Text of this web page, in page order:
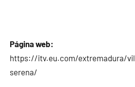
Página web:
https://itv.eu.com/extremadura/
serena/